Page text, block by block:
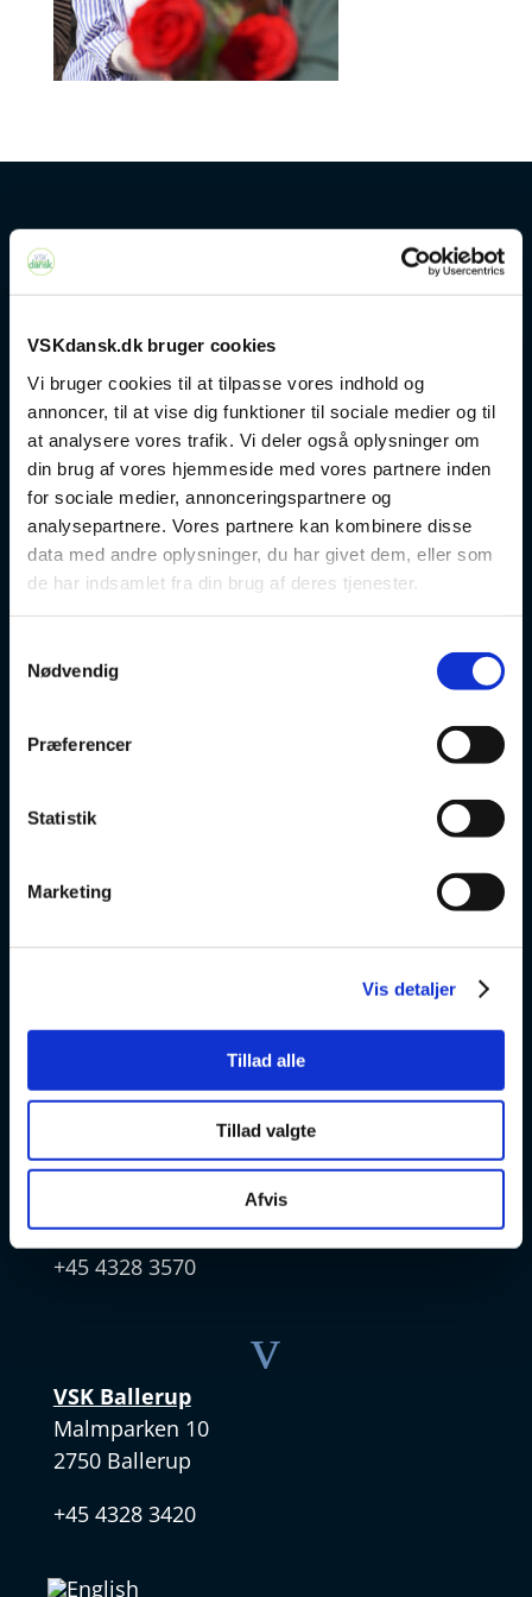
VSKdansk.dk bruger cookies
Vi bruger cookies til at tilpasse vores indhold og
annoncer, til at vise dig funktioner til sociale medier og til
at analysere vores trafik. Vi deler også oplysninger om
din brug af vores hjemmeside med vores partnere inden
for sociale medier, annonceringspartnere og
analysepartnere. Vores partnere kan kombinere disse
data med andre oplysninger, du har givet dem, eller som
de har indsamlet fra din brug af deres tjenester.
Nødvendig
Præferencer
Statistik
Marketing
Vis detaljer
Tillad alle
Tillad valgte
Afvis
Kontakt
sprogcenter@brondby.dk
VSK Corporate
Danskuddannelse
FVU
VSK Glostrup
v
Skøjtevej 27
+45 4328 3570
v
VSK Ballerup
Malmparken 10
2750 Ballerup
+45 4328 3420